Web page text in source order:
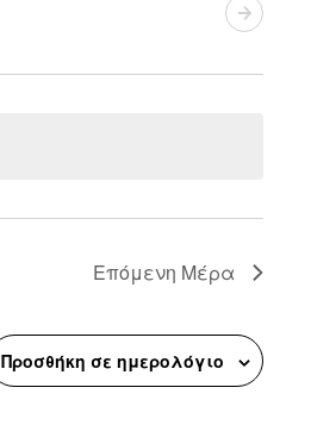
Επόμενη Μέρα
Προσθήκη σε ημερολόγιο